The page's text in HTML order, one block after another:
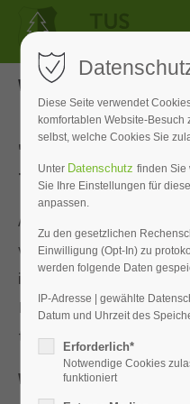
WELTKLASSE LIVE -
"WELTKLASSE LIVE" in
Tischtennis-Duell der
Am
verwandelt sich die
in eine Arena
Bei dergroßen
treffen zwei wahre
Werner Schlager
Diese Seite verwendet
komfortablen Website-
selbst, welche Cookies Sie
Unter Datenschutzfinden Sie
Sie Ihre Einstellungen für
anpassen.
Zu den gesetzlichen
Einwilligung (Opt-In) zu
werden folgende Daten
IP-Adresse | gewählte
Datum und Uhrzeit des
Erforderlich*
Notwendige Cookies
funktioniert